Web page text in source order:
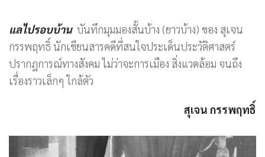
แลไปรอบบ้าน บันทึกมุมมองสั้นบ้าง (ยาวบ้าง) ของ สุเจน
กรรพฤทธิ์ นักเขียนสารคดีที่สนใจประเด็นประวัติศาสตร์
ปรากฎการณ์ทางสังคม ไม่ว่าจะการเมือง สิ่งแวดล้อม จนถึง
เรื่องราวเล็กๆ ใกล้ตัว
สุเจน กรรพฤทธิ์